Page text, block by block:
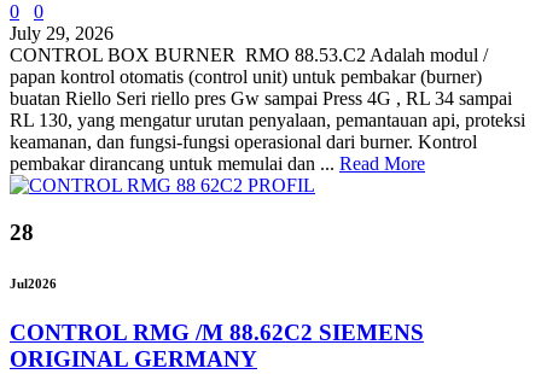
0
0
July 29, 2026
CONTROL BOX BURNER RMO 88.53.C2 Adalah modul /
papan kontrol otomatis (control unit) untuk pembakar (burner)
buatan Riello Seri riello pres Gw sampai Press 4G , RL 34 sampai
RL 130, yang mengatur urutan penyalaan, pemantauan api, proteksi
keamanan, dan fungsi‑fungsi operasional dari burner. Kontrol
pembakar dirancang untuk memulai dan ... Read More
28
Jul2026
CONTROL RMG /M 88.62C2 SIEMENS
ORIGINAL GERMANY